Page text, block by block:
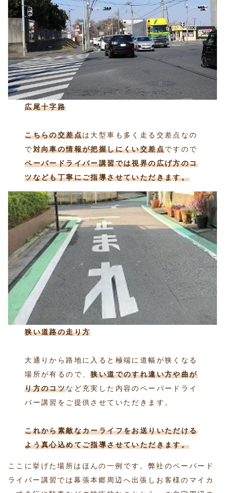
広尾十字路
こちらの交差点は大型車も多く走る交差点なの
で対向車の情報が把握しにくい交差点ですので
ペーパードライバー講習では視界の広げ方のコ
ツなども丁寧にご指導させていただきます。
狭い道路の走り方
大通りから路地に入ると極端に道幅が狭くなる
場所が有るので、狭い道でのすれ違い方や曲が
り方のコツなど充実した内容のペーパードライ
バー講習をご提供させていただきます。
これから素敵なカーライフをお送りいただける
よう真心込めてご指導させていただきます。
ここに挙げた場所はほんの一例です。弊社のペーパード
ライバー講習では幕張本郷周辺へ出張しお客様のマイカ